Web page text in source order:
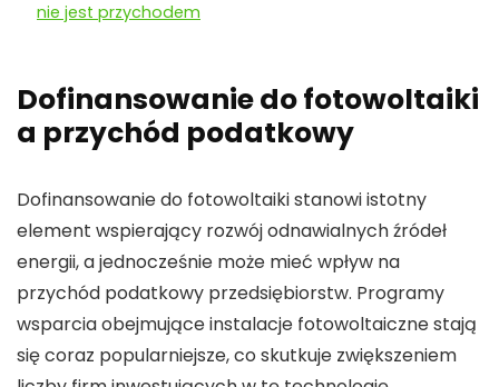
nie jest przychodem
Dofinansowanie do fotowoltaiki
a przychód podatkowy
Dofinansowaniedo fotowoltaikistanowi istotny
element wspierający rozwój odnawialnych źródeł
energii, a jednocześnie może mieć wpływ na
przychód podatkowy przedsiębiorstw. Programy
wsparcia obejmujące instalacje fotowoltaicznestają
się coraz popularniejsze, co skutkuje zwiększeniem